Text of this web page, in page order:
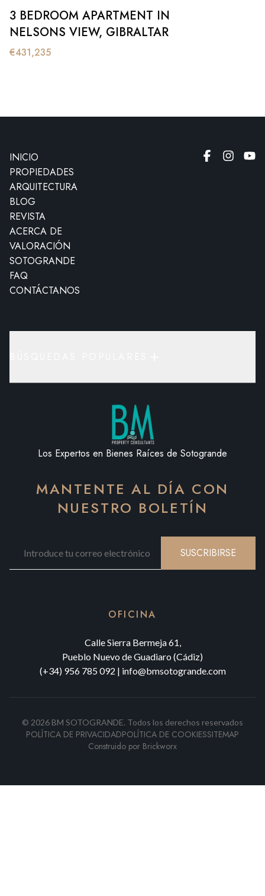
3 BEDROOM APARTMENT IN
NELSONS VIEW, GIBRALTAR
€431,235
INICIO
PROPIEDADES
ARQUITECTURA
BLOG
REVISTA
ACERCA DE
VALORACIÓN
SOTOGRANDE
FAQ
CONTÁCTANOS
Los Expertos en Bienes Raíces de Sotogrande
MANTENTE AL DÍA CON
NUESTRO BOLETÍN
SUSCRIBIRSE
OFICINA
Calle Sierra Bermeja 61,
Pueblo Nuevo de Guadiaro (Cádiz)
(+34) 956 785 092 | info@bmsotogrande.com
© 2026 BM SOTOGRANDE. Todos los derechos reservados
POLÍTICA DE PRIVACIDADPOLÍTICA DE COOKIESSITEMAP
Construido por Brickworx